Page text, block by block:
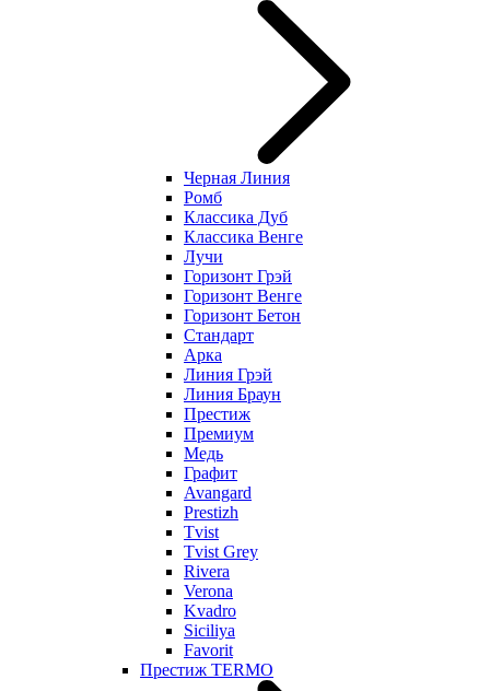
Черная Линия
Ромб
Классика Дуб
Классика Венге
Лучи
Горизонт Грэй
Горизонт Венге
Горизонт Бетон
Стандарт
Арка
Линия Грэй
Линия Браун
Престиж
Премиум
Медь
Графит
Avangard
Prestizh
Tvist
Tvist Grey
Rivera
Verona
Kvadro
Siciliya
Favorit
Престиж TERMO